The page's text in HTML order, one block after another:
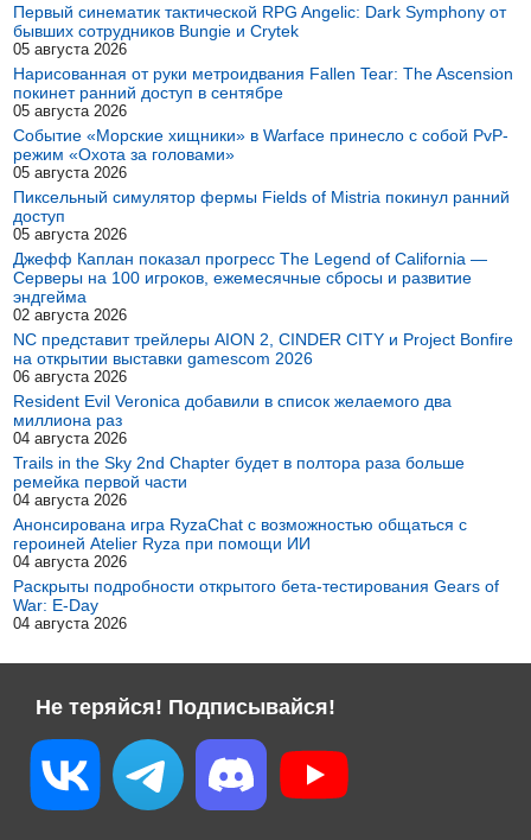
Первый синематик тактической RPG Angelic: Dark Symphony от
бывших сотрудников Bungie и Crytek
05 августа 2026
Нарисованная от руки метроидвания Fallen Tear: The Ascension
покинет ранний доступ в сентябре
05 августа 2026
Событие «Морские хищники» в Warface принесло с собой PvP-
режим «Охота за головами»
05 августа 2026
Пиксельный симулятор фермы Fields of Mistria покинул ранний
доступ
05 августа 2026
Джефф Каплан показал прогресс The Legend of California —
Серверы на 100 игроков, ежемесячные сбросы и развитие
эндгейма
02 августа 2026
NC представит трейлеры AION 2, CINDER CITY и Project Bonfire
на открытии выставки gamescom 2026
06 августа 2026
Resident Evil Veronica добавили в список желаемого два
миллиона раз
04 августа 2026
Trails in the Sky 2nd Chapter будет в полтора раза больше
ремейка первой части
04 августа 2026
Анонсирована игра RyzaChat с возможностью общаться с
героиней Atelier Ryza при помощи ИИ
04 августа 2026
Раскрыты подробности открытого бета-тестирования Gears of
War: E-Day
04 августа 2026
Не теряйся! Подписывайся!